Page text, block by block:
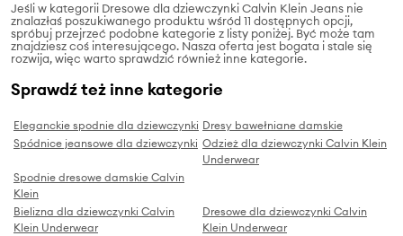
Jeśli w kategorii Dresowe dla dziewczynki Calvin Klein Jeans nie
znalazłaś poszukiwanego produktu wśród 11 dostępnych opcji,
spróbuj przejrzeć podobne kategorie z listy poniżej. Być może tam
znajdziesz coś interesującego. Nasza oferta jest bogata i stale się
rozwija, więc warto sprawdzić również inne kategorie.
Sprawdź też inne kategorie
Eleganckie spodnie dla dziewczynki Dresy bawełniane damskie
Spódnice jeansowe dla dziewczynki Odzież dla dziewczynki Calvin Klein
Underwear
Spodnie dresowe damskie Calvin
Klein
Bielizna dla dziewczynki Calvin
Klein Underwear
Dresowe dla dziewczynki Calvin
Klein Underwear